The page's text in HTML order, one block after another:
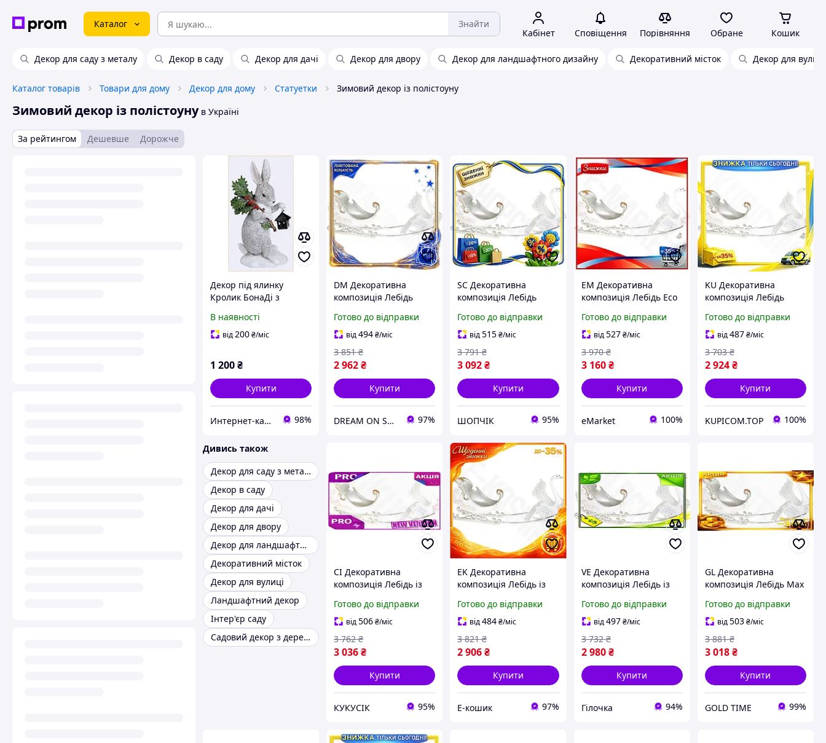
Каталог Знайти
Кабінет Сповіщення Порівняння Обране Кошик
Декор для саду з металу Декор в саду Декор для дачі Декор для двору Декор для ландшафтного дизайну Декоративний місток Декор для вулиці
Каталог товарів Товари для дому Декор для дому Статуетки Зимовий декор із полістоуну
Зимовий декор із полістоунув Україні
За рейтингом Дешевше Дорожче
Декор під ялинку
Кролик БонаДі з
T8M25H9698
В наявності
від200₴/міс
1 200₴
Купити
Инте​рнет​-кат​алог ск​​идок "BAGSPACE" 98%
DM Декоративна
композиція Лебідь
санями 41.8см зимовий
декор для дому
полістоун фі SPE|LZ
Готово до відправки
від494₴/міс
2 962₴
3 851 ₴
Купити
DREAM ON SHOP 97%
SC Декоративна
композиція Лебідь
санями 41.8см зимовий
декор для дому
полістоун фігурк
CH2_99K
Готово до відправки
від515₴/міс
3 092₴
3 791 ₴
Купити
ШОПЧІК 95%
EM Декоративна
композиція Лебідь Eco
41.8см зимовий декор
для дому полістоун
фігурка MAR_K
Готово до відправки
від527 ₴/міс
3 160 ₴
3 970 ₴
Купити
eMarket 100%
KU Декоративна
композиція Лебідь
41.8см зимовий декор
для дому полістоун
фігур Uni2L_K
Готово до відправки
від487₴/міс
2 924₴
3 703 ₴
Купити
KUPICOM.TOP 100%
Дивись також
Декор для саду з металу
Декор в саду
Декор для дачі
Декор для двору
Декор для ландшафтного дизайну
Декоративний місток
Декор для вулиці
Ландшафтний декор
Інтер'єр саду
Садовий декор з дерева
CI Декоративна
композиція Лебідь із
41.8см зимовий декор
для дому полістоун
фігурка CI2-888
Готово до відправки
від506₴/міс
3 036₴
3 762 ₴
Купити
КУКУСІК 95%
EK Декоративна
композиція Лебідь із
41.8см зимовий декор
для дому полістоун фіг
HFX17_E
Готово до відправки
від484₴/міс
2 906₴
3 821 ₴
Купити
Е-кошик 97%
VE Декоративна
композиція Лебідь із
41.8см зимовий декор
для дому полістоун
фігурка N6W_VER
Готово до відправки
від497 ₴/міс
2 980 ₴
3 732 ₴
Купити
Гілочка 94%
GL Декоративна
композиція Лебідь Max
41.8см зимовий декор
для дому полістоун
фігурк LO31\PR
Готово до відправки
від503₴/міс
3 018₴
3 881 ₴
Купити
GOLD TIME 99%